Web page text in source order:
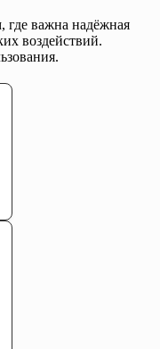
где важна надёжная
воздействий.